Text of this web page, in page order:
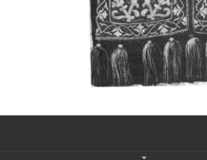
Один из самых больших и светлых
портового города с отраженными в ней
архангелогородской школы церковного
Масштабность, благолепие и богатство
заслуженно выделяя из многочисленных
иконостас украшенный колоннами
царскими вратами, изящным фронтоном
собой поистине художественную
шитьем, многочисленными предметами
неповторимый красочный ансамбль
поражающий воображение своих